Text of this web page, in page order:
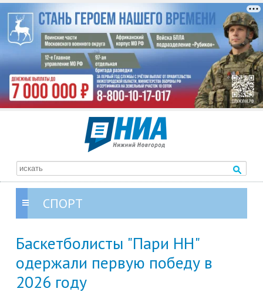
СПОРТ
Баскетболисты "Пари НН"
одержали первую победу в
2026 году